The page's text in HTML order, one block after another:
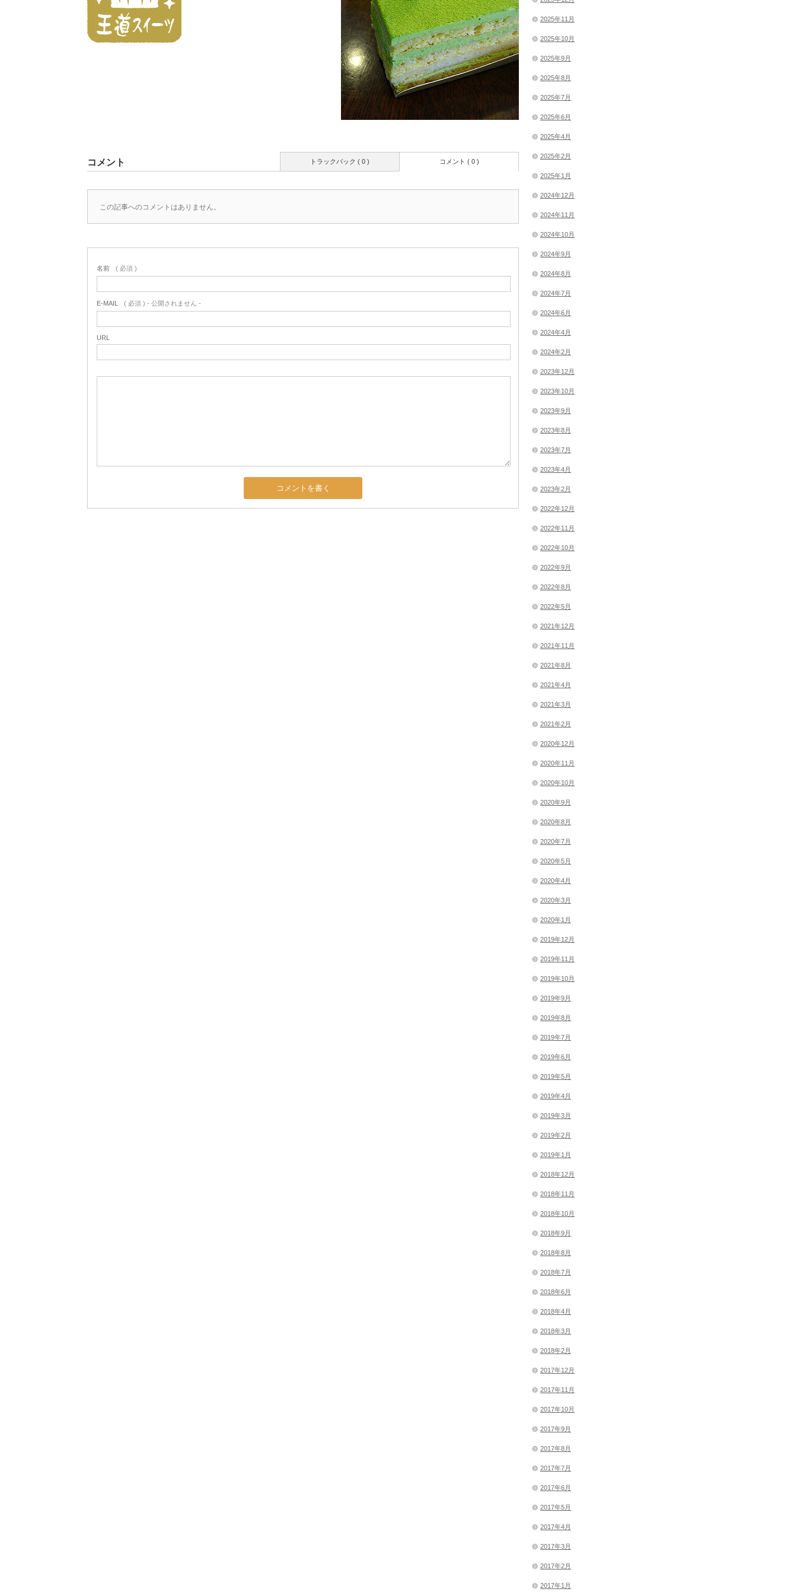
コメント トラックバック ( 0 ) コメント ( 0 )
この記事へのコメントはありません。
名前 ( 必須 )
E-MAIL ( 必須 ) - 公開されません -
URL
2025年11月
2025年10月
2025年9月
2025年8月
2025年7月
2025年6月
2025年4月
2025年2月
2025年1月
2024年12月
2024年11月
2024年10月
2024年9月
2024年8月
2024年7月
2024年6月
2024年4月
2024年2月
2023年12月
2023年10月
2023年9月
2023年8月
2023年7月
2023年4月
2023年2月
2022年12月
2022年11月
2022年10月
2022年9月
2022年8月
2022年5月
2021年12月
2021年11月
2021年8月
2021年4月
2021年3月
2021年2月
2020年12月
2020年11月
2020年10月
2020年9月
2020年8月
2020年7月
2020年5月
2020年4月
2020年3月
2020年1月
2019年12月
2019年11月
2019年10月
2019年9月
2019年8月
2019年7月
2019年6月
2019年5月
2019年4月
2019年3月
2019年2月
2019年1月
2018年12月
2018年11月
2018年10月
2018年9月
2018年8月
2018年7月
2018年6月
2018年4月
2018年3月
2018年2月
2017年12月
2017年11月
2017年10月
2017年9月
2017年8月
2017年7月
2017年6月
2017年5月
2017年4月
2017年3月
2017年2月
2017年1月